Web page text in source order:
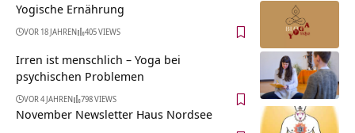
Yogische Ernährung
VOR 18 JAHREN 405 VIEWS
Irren ist menschlich – Yoga bei
psychischen Problemen
VOR 4 JAHREN 798 VIEWS
November Newsletter Haus Nordsee